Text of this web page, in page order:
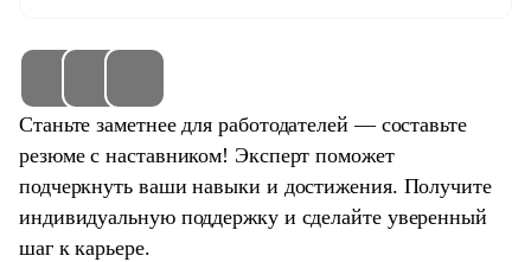
Станьте заметнее для работодателей — составьте
резюме с наставником! Эксперт поможет
подчеркнуть ваши навыки и достижения. Получите
индивидуальную поддержку и сделайте уверенный
шаг к карьере.